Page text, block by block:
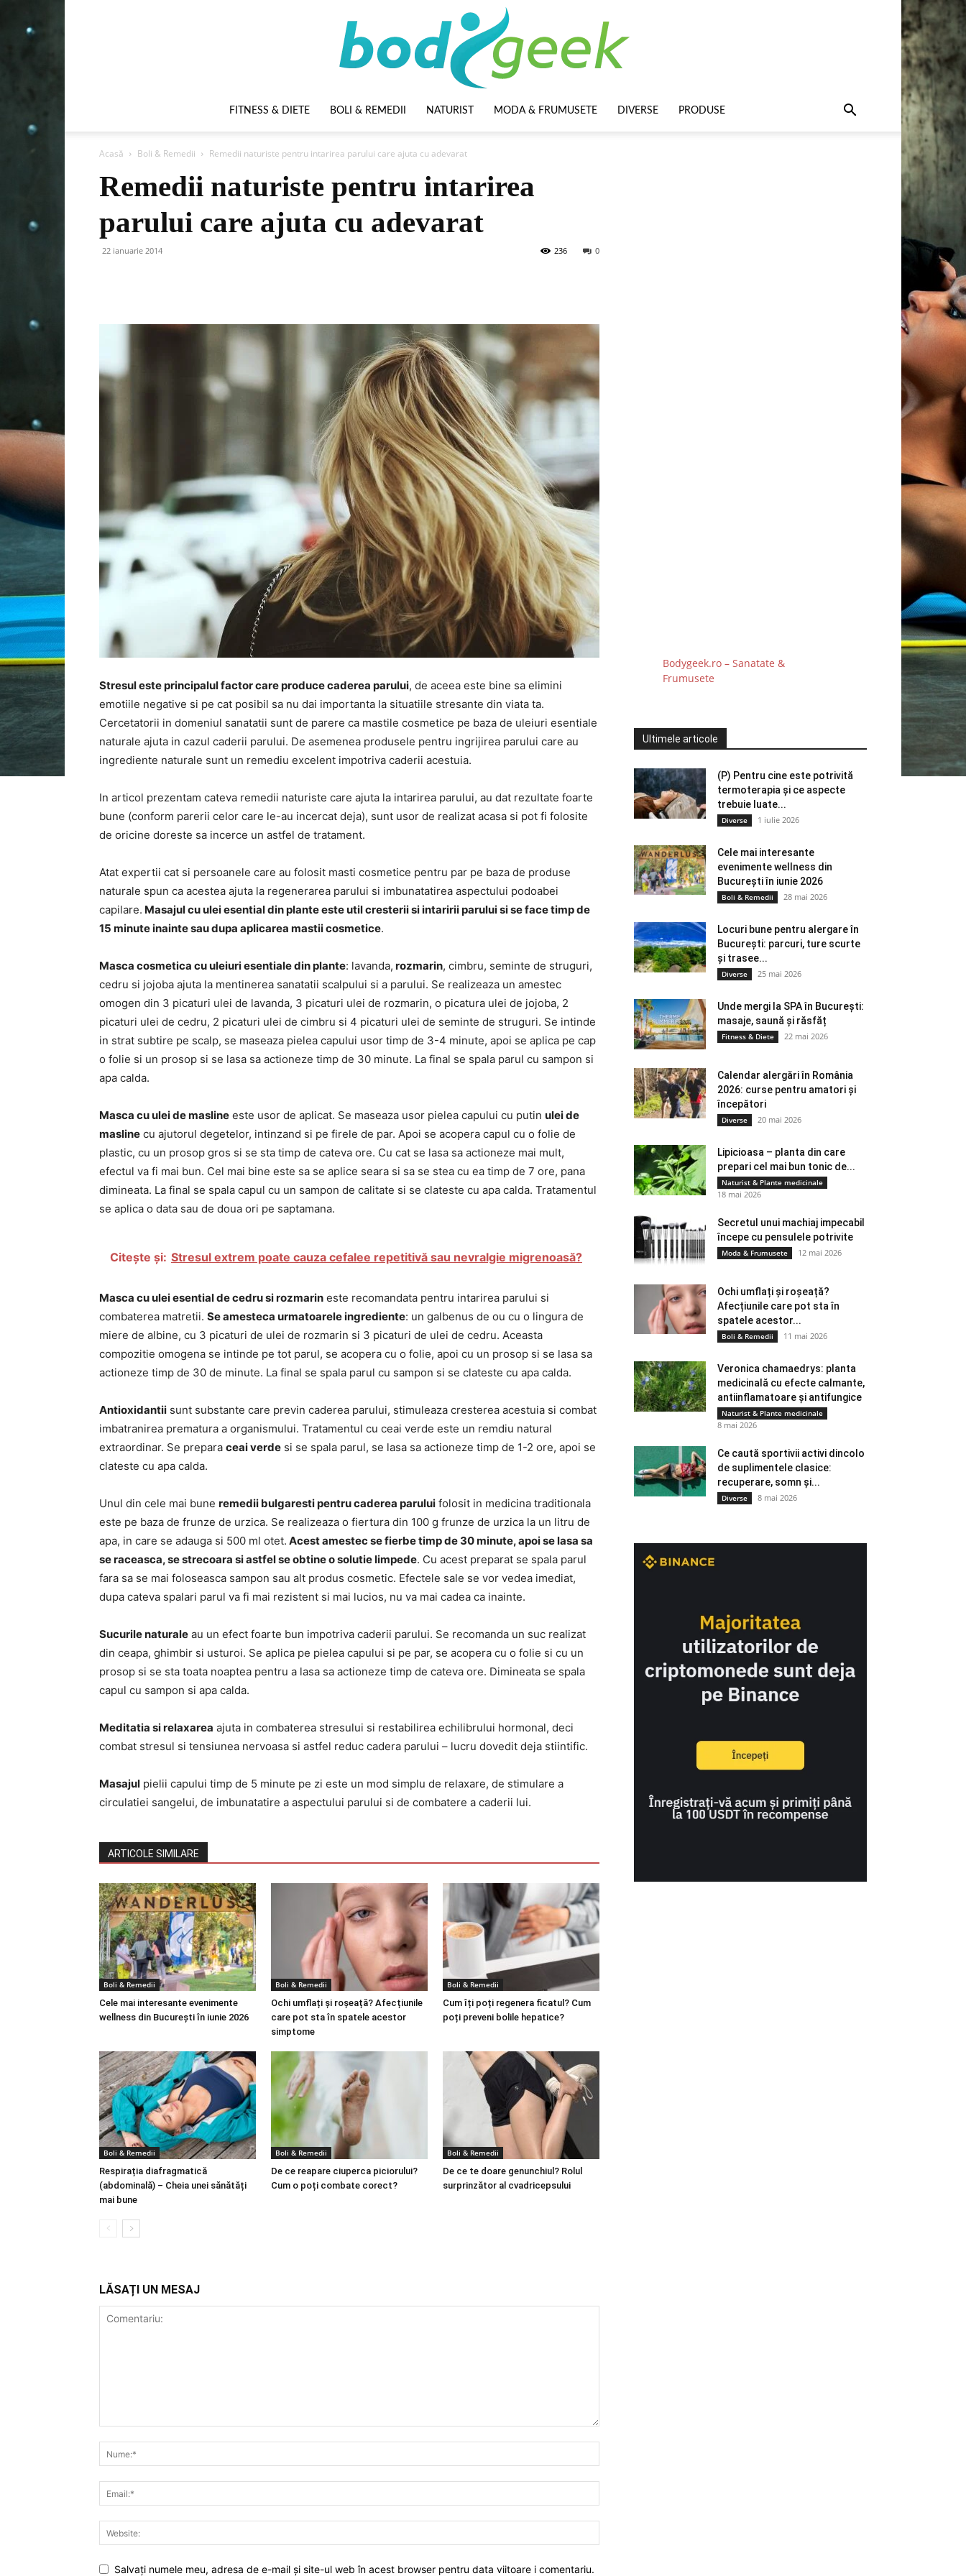
FITNESS & DIETE BOLI & REMEDII NATURIST MODA & FRUMUSETE DIVERSE PRODUSE
Acasă Boli & Remedii Remedii naturiste pentru intarirea parului care ajuta cu adevarat
Remedii naturiste pentru intarirea
parului care ajuta cu adevarat
22 ianuarie 2014 0
236
Stresul este principalul factor care produce caderea parului, de aceea este bine sa elimini
emotiile negative si pe cat posibil sa nu dai importanta la situatiile stresante din viata ta.
Cercetatorii in domeniul sanatatii sunt de parere ca mastile cosmetice pe baza de uleiuri esentiale
naturale ajuta in cazul caderii parului. De asemenea produsele pentru ingrijirea parului care au
ingrediente naturale sunt un remediu excelent impotriva caderii acestuia.
In articol prezentam cateva remedii naturiste care ajuta la intarirea parului, au dat rezultate foarte
bune (conform parerii celor care le-au incercat deja), sunt usor de realizat acasa si pot fi folosite
de oricine doreste sa incerce un astfel de tratament.
Atat expertii cat si persoanele care au folosit masti cosmetice pentru par pe baza de produse
naturale spun ca acestea ajuta la regenerarea parului si imbunatatirea aspectului podoabei
capilare. Masajul cu ulei esential din plante este util cresterii si intaririi parului si se face timp de
15 minute inainte sau dupa aplicarea mastii cosmetice.
Masca cosmetica cu uleiuri esentiale din plante: lavanda, rozmarin, cimbru, seminte de struguri,
cedru si jojoba ajuta la mentinerea sanatatii scalpului si a parului. Se realizeaza un amestec
omogen din 3 picaturi ulei de lavanda, 3 picaturi ulei de rozmarin, o picatura ulei de jojoba, 2
picaturi ulei de cedru, 2 picaturi ulei de cimbru si 4 picaturi ulei de seminte de struguri. Se intinde
in strat subtire pe scalp, se maseaza pielea capului usor timp de 3-4 minute, apoi se aplica pe cap
o folie si un prosop si se lasa sa actioneze timp de 30 minute. La final se spala parul cu sampon si
apa calda.
Masca cu ulei de masline este usor de aplicat. Se maseaza usor pielea capului cu putin ulei de
masline cu ajutorul degetelor, intinzand si pe firele de par. Apoi se acopera capul cu o folie de
plastic, cu un prosop gros si se sta timp de cateva ore. Cu cat se lasa sa actioneze mai mult,
efectul va fi mai bun. Cel mai bine este sa se aplice seara si sa se stea cu ea timp de 7 ore, pana
dimineata. La final se spala capul cu un sampon de calitate si se clateste cu apa calda. Tratamentul
se aplica o data sau de doua ori pe saptamana.
Citește și: Stresul extrem poate cauza cefalee repetitivă sau nevralgie migrenoasă?
Masca cu ulei esential de cedru si rozmarin este recomandata pentru intarirea parului si
combaterea matretii. Se amesteca urmatoarele ingrediente: un galbenus de ou cu o lingura de
miere de albine, cu 3 picaturi de ulei de rozmarin si 3 picaturi de ulei de cedru. Aceasta
compozitie omogena se intinde pe tot parul, se acopera cu o folie, apoi cu un prosop si se lasa sa
actioneze timp de 30 de minute. La final se spala parul cu sampon si se clateste cu apa calda.
Antioxidantii sunt substante care previn caderea parului, stimuleaza cresterea acestuia si combat
imbatranirea prematura a organismului. Tratamentul cu ceai verde este un remdiu natural
extraordinar. Se prepara ceai verde si se spala parul, se lasa sa actioneze timp de 1-2 ore, apoi se
clateste cu apa calda.
Unul din cele mai bune remedii bulgaresti pentru caderea parului folosit in medicina traditionala
este pe baza de frunze de urzica. Se realizeaza o fiertura din 100 g frunze de urzica la un litru de
apa, in care se adauga si 500 ml otet. Acest amestec se fierbe timp de 30 minute, apoi se lasa sa
se raceasca, se strecoara si astfel se obtine o solutie limpede. Cu acest preparat se spala parul
fara sa se mai foloseasca sampon sau alt produs cosmetic. Efectele sale se vor vedea imediat,
dupa cateva spalari parul va fi mai rezistent si mai lucios, nu va mai cadea ca inainte.
Sucurile naturale au un efect foarte bun impotriva caderii parului. Se recomanda un suc realizat
din ceapa, ghimbir si usturoi. Se aplica pe pielea capului si pe par, se acopera cu o folie si cu un
prosop si se sta toata noaptea pentru a lasa sa actioneze timp de cateva ore. Dimineata se spala
capul cu sampon si apa calda.
Meditatia si relaxarea ajuta in combaterea stresului si restabilirea echilibrului hormonal, deci
combat stresul si tensiunea nervoasa si astfel reduc cadera parului – lucru dovedit deja stiintific.
Masajul pielii capului timp de 5 minute pe zi este un mod simplu de relaxare, de stimulare a
circulatiei sangelui, de imbunatatire a aspectului parului si de combatere a caderii lui.
ARTICOLE SIMILARE
Boli & Remedii
Cele mai interesante evenimente
wellness din București în iunie 2026
Boli & Remedii
Ochi umflați și roșeață? Afecțiunile
care pot sta în spatele acestor
simptome
Boli & Remedii
Cum îți poți regenera ficatul? Cum
poți preveni bolile hepatice?
Boli & Remedii
Respirația diafragmatică
(abdominală) – Cheia unei sănătăți
mai bune
Boli & Remedii
De ce reapare ciuperca piciorului?
Cum o poți combate corect?
Boli & Remedii
De ce te doare genunchiul? Rolul
surprinzător al cvadricepsului
LĂSAȚI UN MESAJ
Salvați numele meu, adresa de e-mail și site-ul web în acest browser pentru data viitoare i comentariu.
Bodygeek.ro – Sanatate &
Frumusete
Ultimele articole
(P) Pentru cine este potrivită
termoterapia și ce aspecte
trebuie luate...
Diverse 1 iulie 2026
Cele mai interesante
evenimente wellness din
București în iunie 2026
Boli & Remedii 28 mai 2026
Locuri bune pentru alergare în
București: parcuri, ture scurte
și trasee...
Diverse 25 mai 2026
Unde mergi la SPA în București:
masaje, saună și răsfăț
Fitness & Diete 22 mai 2026
Calendar alergări în România
2026: curse pentru amatori și
începători
Diverse 20 mai 2026
Lipicioasa – planta din care
prepari cel mai bun tonic de...
Naturist & Plante medicinale
18 mai 2026
Secretul unui machiaj impecabil
începe cu pensulele potrivite
Moda & Frumusete 12 mai 2026
Ochi umflați și roșeață?
Afecțiunile care pot sta în
spatele acestor...
Boli & Remedii 11 mai 2026
Veronica chamaedrys: planta
medicinală cu efecte calmante,
antiinflamatoare și antifungice
Naturist & Plante medicinale
8 mai 2026
Ce caută sportivii activi dincolo
de suplimentele clasice:
recuperare, somn și...
Diverse 8 mai 2026